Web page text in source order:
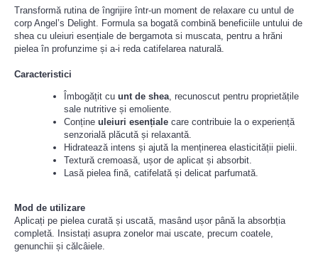
Transformă rutina de îngrijire într-un moment de relaxare cu untul de
corp Angel’s Delight. Formula sa bogată combină beneficiile untului de
shea cu uleiuri esențiale de bergamota si muscata, pentru a hrăni
pielea în profunzime și a-i reda catifelarea naturală.
Caracteristici
Îmbogățit cu unt de shea , recunoscut pentru proprietățile
sale nutritive și emoliente.
Conține uleiuri esențiale care contribuie la o experiență
senzorială plăcută și relaxantă.
Hidratează intens și ajută la menținerea elasticității pielii.
Textură cremoasă, ușor de aplicat și absorbit.
Lasă pielea fină, catifelată și delicat parfumată.
Mod de utilizare
Aplicați pe pielea curată și uscată, masând ușor până la absorbția
completă. Insistați asupra zonelor mai uscate, precum coatele,
genunchii și călcâiele.